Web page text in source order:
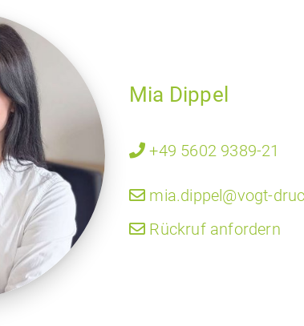
Mia Dippel
+49 5602 9389-21
mia.dippel@vogt-
Rückruf anfordern